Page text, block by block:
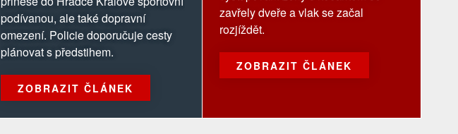
podívanou, ale také dopravní
omezení. Policie doporučuje cesty
plánovat s předstihem.
ZOBRAZIT ČLÁNEK
zavřely dveře a vlak se začal
rozjíždět.
ZOBRAZIT ČLÁNEK